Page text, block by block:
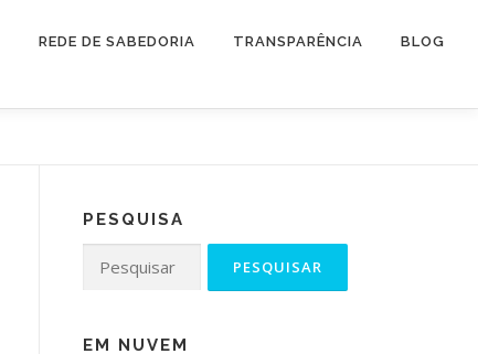
REDE DE SABEDORIA TRANSPARÊNCIA BLOG
PESQUISA
por:
EM NUVEM